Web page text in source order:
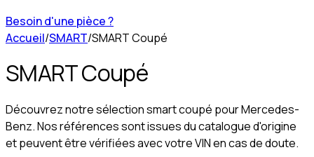
Besoin d'une pièce ?
Accueil/SMART/SMART Coupé
SMART Coupé
Découvrez notre sélection smart coupé pour Mercedes-
Benz. Nos références sont issues du catalogue d'origine
et peuvent être vérifiées avec votre VIN en cas de doute.